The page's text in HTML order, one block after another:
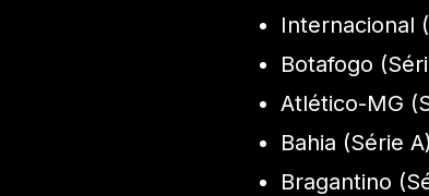
Internacional
Botafogo
Atlético-MG
Bahia (Série A)
Bragantino